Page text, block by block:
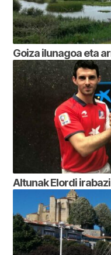
Goiza ilunagoa eta
Altunak Elordi